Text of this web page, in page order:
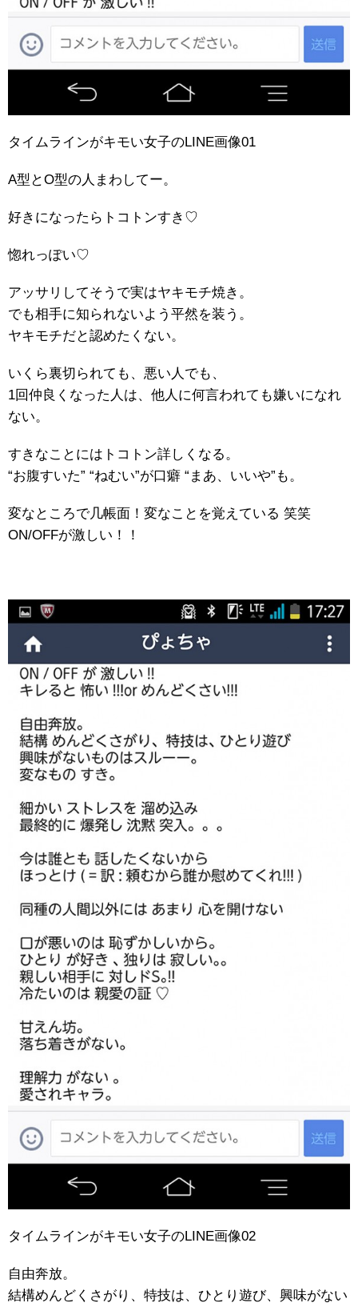
タイムラインがキモい女子のLINE画像01
A型とO型の人まわしてー。
好きになったらトコトンすき♡
惚れっぽい♡
アッサリしてそうで実はヤキモチ焼き。
でも相手に知られないよう平然を装う。
ヤキモチだと認めたくない。
いくら裏切られても、悪い人でも、
1回仲良くなった人は、他人に何言われても嫌いになれ
ない。
すきなことにはトコトン詳しくなる。
“お腹すいた” “ねむい”が口癖 “まあ、いいや”も。
変なところで几帳面！変なことを覚えている 笑笑
ON/OFFが激しい！！
タイムラインがキモい女子のLINE画像02
自由奔放。
結構めんどくさがり、特技は、ひとり遊び、興味がない